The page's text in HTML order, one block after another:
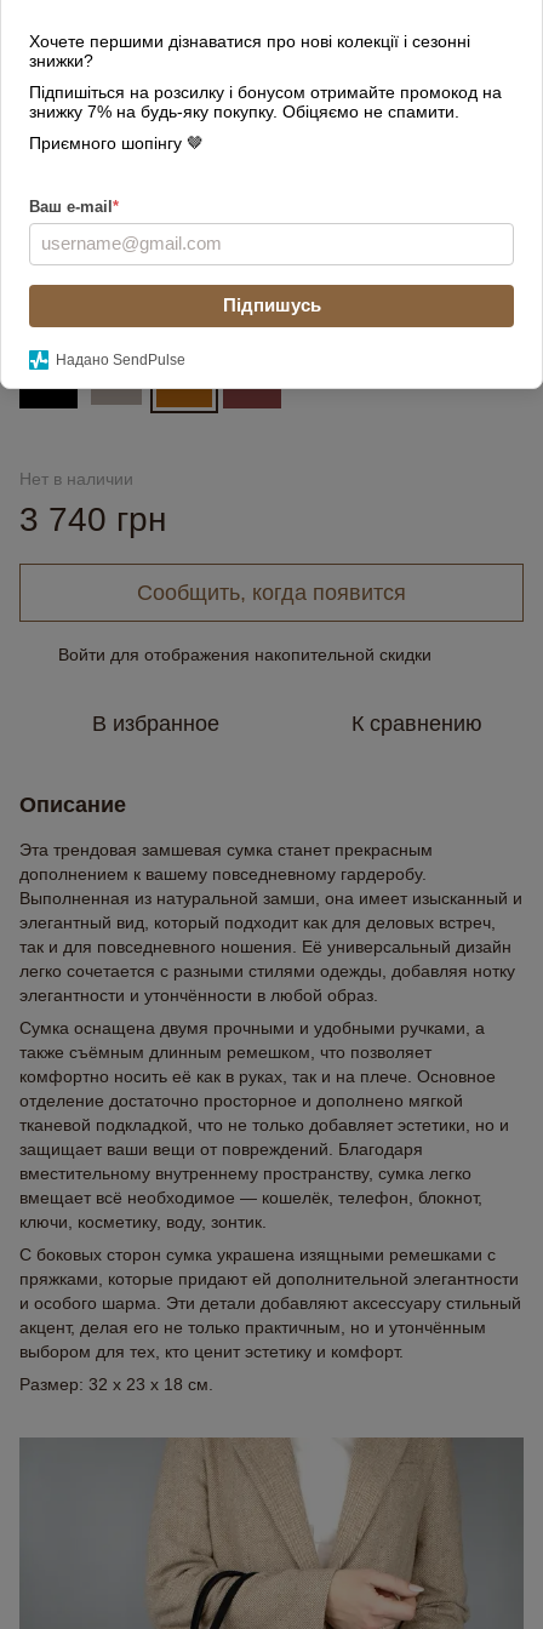
Хочете першими дізнаватися про нові колекції і сезонні
знижки?
Підпишіться на розсилку і бонусом отримайте промокод на
знижку 7% на будь-яку покупку. Обіцяємо не спамити.
Приємного шопінгу 🤎
Ваш e-mail *
Підпишусь
Надано SendPulse
Цвет
Нет в наличии
3 740 грн
Сообщить, когда появится
Войти для отображения накопительной скидки
В избранное К сравнению
Описание
Эта трендовая замшевая сумка станет прекрасным
дополнением к вашему повседневному гардеробу.
Выполненная из натуральной замши, она имеет изысканный и
элегантный вид, который подходит как для деловых встреч,
так и для повседневного ношения. Её универсальный дизайн
легко сочетается с разными стилями одежды, добавляя нотку
элегантности и утончённости в любой образ.
Сумка оснащена двумя прочными и удобными ручками, а
также съёмным длинным ремешком, что позволяет
комфортно носить её как в руках, так и на плече. Основное
отделение достаточно просторное и дополнено мягкой
тканевой подкладкой, что не только добавляет эстетики, но и
защищает ваши вещи от повреждений. Благодаря
вместительному внутреннему пространству, сумка легко
вмещает всё необходимое — кошелёк, телефон, блокнот,
ключи, косметику, воду, зонтик.
С боковых сторон сумка украшена изящными ремешками с
пряжками, которые придают ей дополнительной элегантности
и особого шарма. Эти детали добавляют аксессуару стильный
акцент, делая его не только практичным, но и утончённым
выбором для тех, кто ценит эстетику и комфорт.
Размер: 32 x 23 x 18 см.